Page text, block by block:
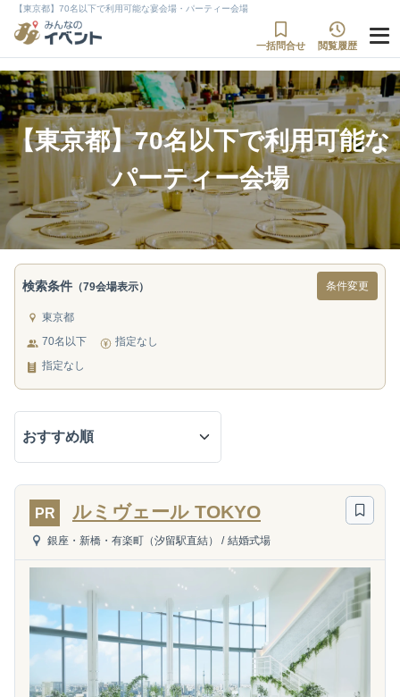
【東京都】70名以下で利用可能な宴会場・パーティー会場
一括問合せ 閲覧履歴
【東京都】70名以下で利用可能な
パーティー会場
検索条件 （79会場表示） 条件変更
東京都
70名以下
指定なし
指定なし
PR ルミヴェール TOKYO
銀座・新橋・有楽町（汐留駅直結） / 結婚式場